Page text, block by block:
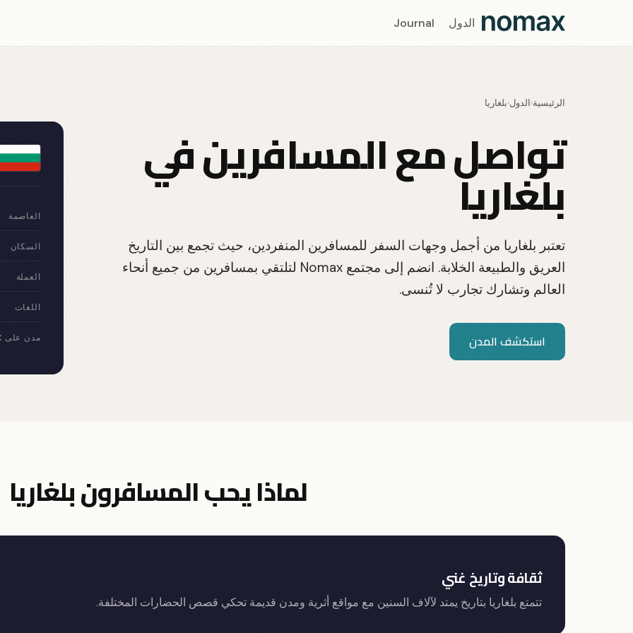
الدول Journal
الرئيسية›الدول›بلغاريا
تواصل مع المسافرين في
بلغاريا
تعتبر بلغاريا من أجمل وجهات السفر للمسافرين المنفردين، حيث تجمع بين التاريخ
العريق والطبيعة الخلابة. انضم إلى مجتمع Nomax لتلتقي بمسافرين من جميع أنحاء
العالم وتشارك تجارب لا تُنسى.
استكشف المدن
العاصمة
السكان
العملة
اللغات
مدن على NOMAX
لماذا يحب المسافرون بلغاريا
ثقافة وتاريخ غني
تتمتع بلغاريا بتاريخ يمتد لآلاف السنين مع مواقع أثرية ومدن قديمة تحكي قصص الحضارات المختلفة.